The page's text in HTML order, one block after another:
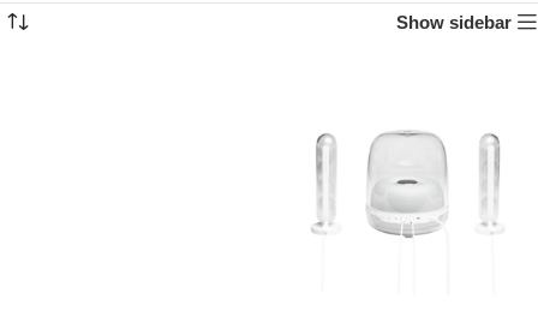
Show sidebar